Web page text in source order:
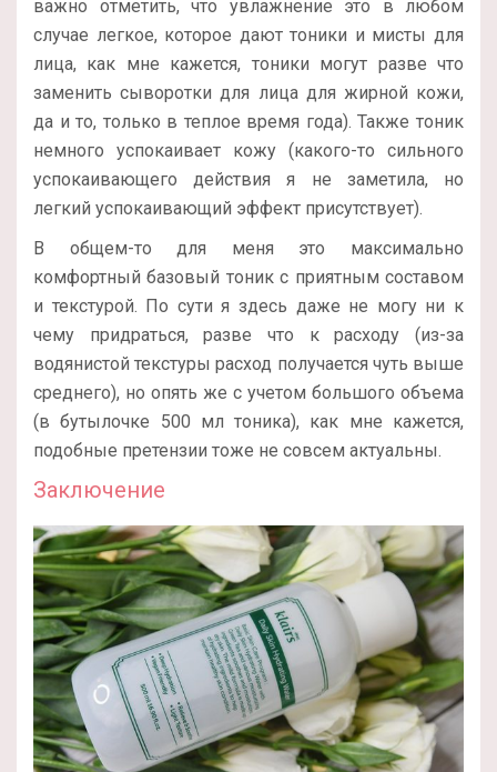
важно отметить, что увлажнение это в любом
случае легкое, которое дают тоники и мисты для
лица, как мне кажется, тоники могут разве что
заменить сыворотки для лица для жирной кожи,
да и то, только в теплое время года). Также тоник
немного успокаивает кожу (какого-то сильного
успокаивающего действия я не заметила, но
легкий успокаивающий эффект присутствует).
В общем-то для меня это максимально
комфортный базовый тоник с приятным составом
и текстурой. По сути я здесь даже не могу ни к
чему придраться, разве что к расходу (из-за
водянистой текстуры расход получается чуть выше
среднего), но опять же с учетом большого объема
(в бутылочке 500 мл тоника), как мне кажется,
подобные претензии тоже не совсем актуальны.
Заключение